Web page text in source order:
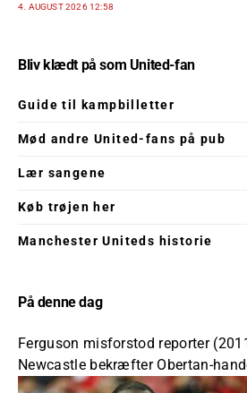
4. AUGUST 2026 12:58
Bliv klædt på som United-fan
Guide til kampbilletter
Mød andre United-fans på pub
Lær sangene
Køb trøjen her
Manchester Uniteds historie
På denne dag
Ferguson misforstod reporter
Newcastle bekræfter Obertan-